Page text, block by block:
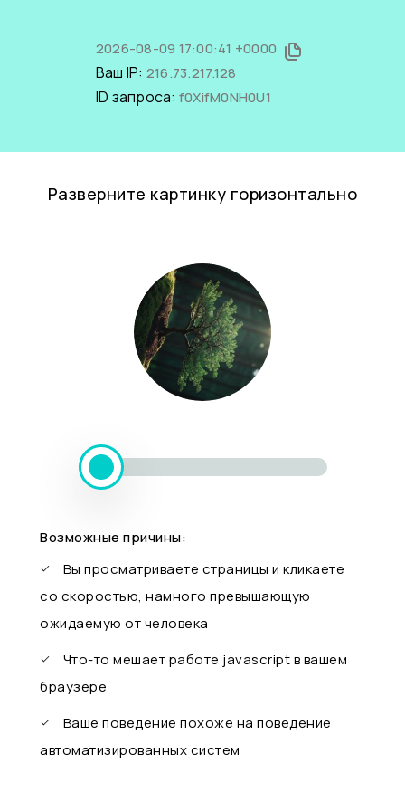
2026-08-09 17:00:41 +0000
Ваш IP: 216.73.217.128
ID запроса: f0XifM0NH0U1
Разверните картинку горизонтально
Возможные причины:
Вы просматриваете страницы и кликаете
со скоростью, намного превышающую
ожидаемую от человека
Что-то мешает работе javascript в вашем
браузере
Ваше поведение похоже на поведение
автоматизированных систем